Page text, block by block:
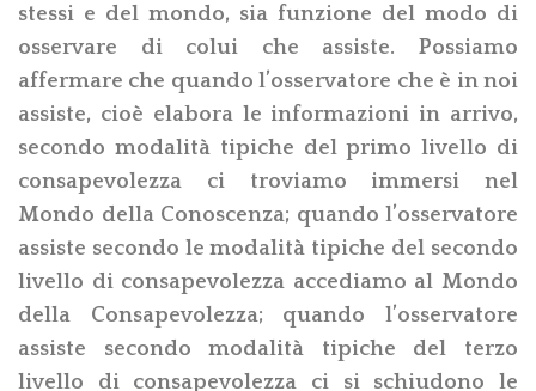
stessi e del mondo, sia funzione del modo di
osservare di colui che assiste. Possiamo
affermare che quando l’osservatore che è in noi
assiste, cioè elabora le informazioni in arrivo,
secondo modalità tipiche del primo livello di
consapevolezza ci troviamo immersi nel
Mondo della Conoscenza; quando l’osservatore
assiste secondo le modalità tipiche del secondo
livello di consapevolezza accediamo al Mondo
della Consapevolezza; quando l’osservatore
assiste secondo modalità tipiche del terzo
livello di consapevolezza ci si schiudono le